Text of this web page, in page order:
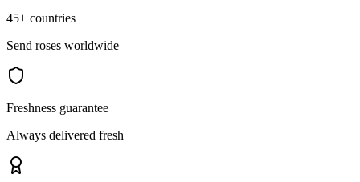
45+ countries
Send roses worldwide
Freshness guarantee
Always delivered fresh